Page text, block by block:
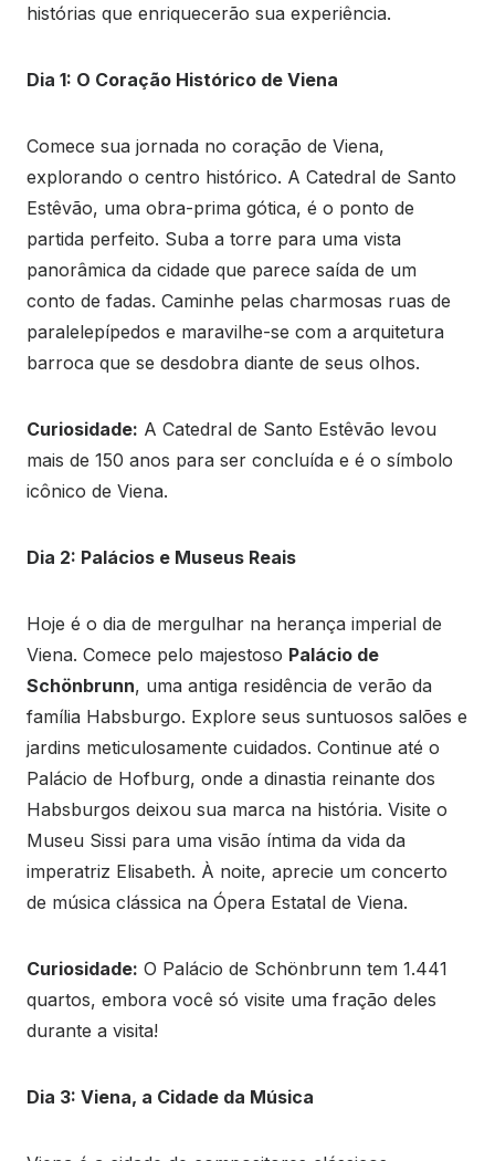
histórias que enriquecerão sua experiência.
Dia 1: O Coração Histórico de Viena
Comece sua jornada no coração de Viena,
explorando o centro histórico. A Catedral de Santo
Estêvão, uma obra-prima gótica, é o ponto de
partida perfeito. Suba a torre para uma vista
panorâmica da cidade que parece saída de um
conto de fadas. Caminhe pelas charmosas ruas de
paralelepípedos e maravilhe-se com a arquitetura
barroca que se desdobra diante de seus olhos.
Curiosidade: A Catedral de Santo Estêvão levou
mais de 150 anos para ser concluída e é o símbolo
icônico de Viena.
Dia 2: Palácios e Museus Reais
Hoje é o dia de mergulhar na herança imperial de
Viena. Comece pelo majestoso Palácio de
Schönbrunn, uma antiga residência de verão da
família Habsburgo. Explore seus suntuosos salões e
jardins meticulosamente cuidados. Continue até o
Palácio de Hofburg, onde a dinastia reinante dos
Habsburgos deixou sua marca na história. Visite o
Museu Sissi para uma visão íntima da vida da
imperatriz Elisabeth. À noite, aprecie um concerto
de música clássica na Ópera Estatal de Viena.
Curiosidade: O Palácio de Schönbrunn tem 1.441
quartos, embora você só visite uma fração deles
durante a visita!
Dia 3: Viena, a Cidade da Música